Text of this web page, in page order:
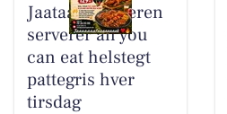
Jaataak Slagteren
serverer all you
can eat helstegt
pattegris hver
tirsdag